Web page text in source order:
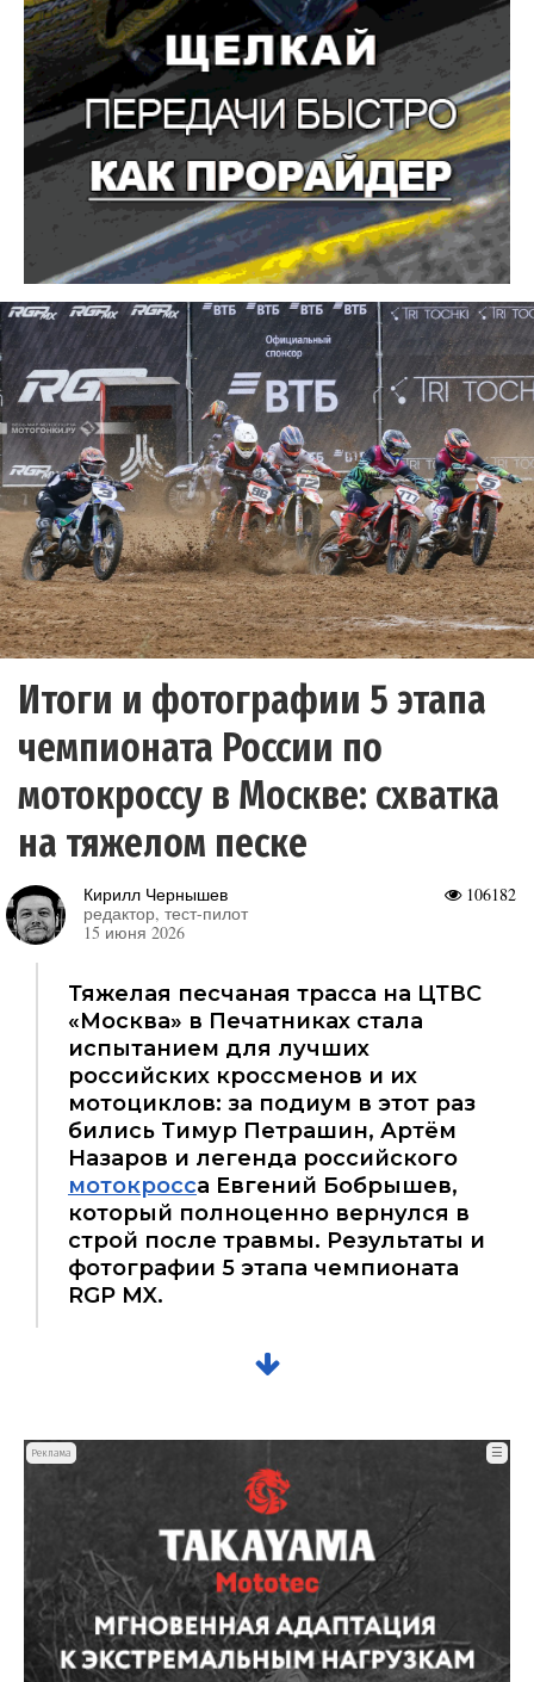
Итоги и фотографии 5 этапа
чемпионата России по
мотокроссу в Москве: схватка
на тяжелом песке
106182
Кирилл Чернышев
редактор, тест-пилот
15 июня 2026
Тяжелая песчаная трасса на ЦТВС
«Москва» в Печатниках стала
испытанием для лучших
российских кроссменов и их
мотоциклов: за подиум в этот раз
бились Тимур Петрашин, Артём
Назаров и легенда российского
мотокросса Евгений Бобрышев,
который полноценно вернулся в
строй после травмы. Результаты и
фотографии 5 этапа чемпионата
RGP MX.
Реклама ☰